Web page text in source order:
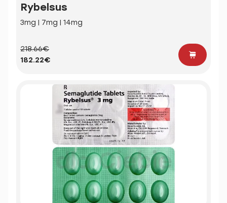
Rybelsus
3mg | 7mg | 14mg
218.66€
182.22€